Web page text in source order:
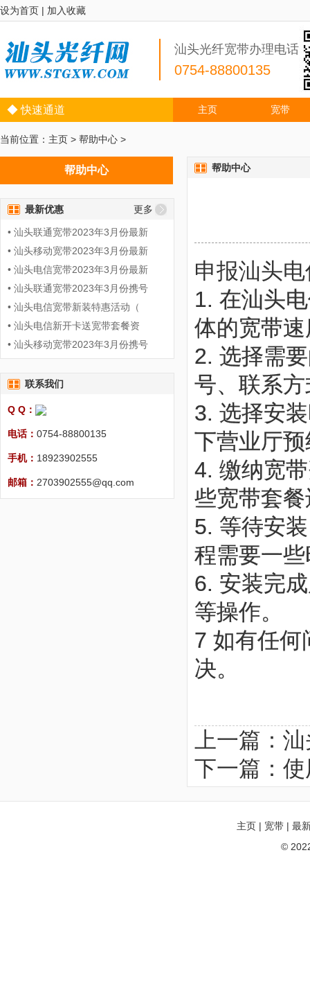
设为首页 | 加入收藏
汕头光纤宽带办理电话
0754-88800135
◆ 快速通道 主页 宽带
当前位置： 主页 > 帮助中心 >
帮助中心
最新优惠 更多
• 汕头联通宽带2023年3月份最新
• 汕头移动宽带2023年3月份最新
• 汕头电信宽带2023年3月份最新
• 汕头联通宽带2023年3月份携号
• 汕头电信宽带新装特惠活动（
• 汕头电信新开卡送宽带套餐资
• 汕头移动宽带2023年3月份携号
联系我们
Q Q：
电话： 0754-88800135
手机： 18923902555
邮箱： 2703902555@qq.com
帮助中心
申报汕头
1. 在汕头
体的宽带
2. 选择需
号、联系
3. 选择安
下营业厅
4. 缴纳宽
些宽带套
5. 等待安
程需要一
6. 安装完
等操作。
7 如有任何
决。
上一篇： 汕
下一篇： 使
主页 | 宽带 | 最
©